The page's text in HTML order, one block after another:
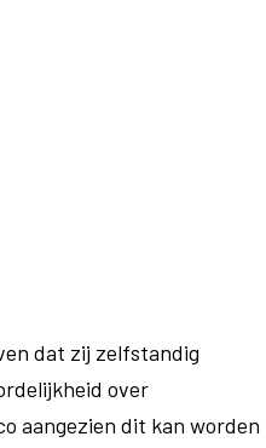
dat zij zelfstandig
over
aangezien dit kan worden